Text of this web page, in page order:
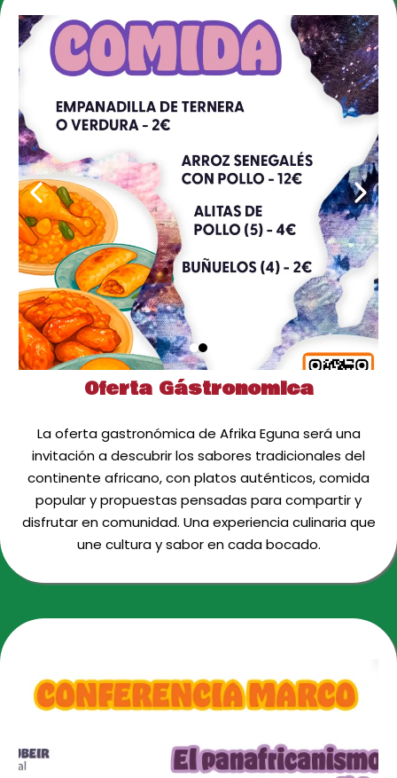
Oferta Gástronomica
La oferta gastronómica de Afrika Eguna será una
invitación a descubrir los sabores tradicionales del
continente africano, con platos auténticos, comida
popular y propuestas pensadas para compartir y
disfrutar en comunidad. Una experiencia culinaria que
une cultura y sabor en cada bocado.